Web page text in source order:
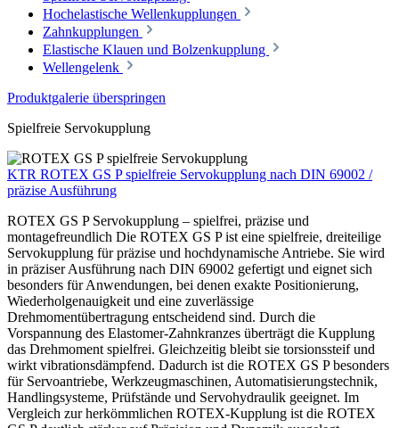
Hochelastische Wellenkupplungen
Zahnkupplungen
Elastische Klauen und Bolzenkupplung
Wellengelenk
Produktgalerie überspringen
Spielfreie Servokupplung
KTR ROTEX GS P spielfreie Servokupplung nach DIN 69002 /
präzise Ausführung
ROTEX GS P Servokupplung – spielfrei, präzise und
montagefreundlich Die ROTEX GS P ist eine spielfreie, dreiteilige
Servokupplung für präzise und hochdynamische Antriebe. Sie wird
in präziser Ausführung nach DIN 69002 gefertigt und eignet sich
besonders für Anwendungen, bei denen exakte Positionierung,
Wiederholgenauigkeit und eine zuverlässige
Drehmomentübertragung entscheidend sind. Durch die
Vorspannung des Elastomer-Zahnkranzes überträgt die Kupplung
das Drehmoment spielfrei. Gleichzeitig bleibt sie torsionssteif und
wirkt vibrationsdämpfend. Dadurch ist die ROTEX GS P besonders
für Servoantriebe, Werkzeugmaschinen, Automatisierungstechnik,
Handlingsysteme, Prüfstände und Servohydraulik geeignet. Im
Vergleich zur herkömmlichen ROTEX-Kupplung ist die ROTEX